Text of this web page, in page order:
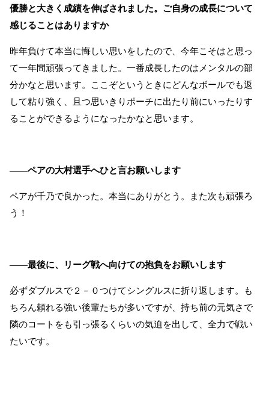
優勝と大きく成績を伸ばされました。ご自身の成長について
感じることはありますか
昨年負けて本当に悔しい思いをしたので、今年こそはと思っ
て一年間頑張ってきました。一番成長したのはメンタルの部
分かなと思います。ここぞというときにどんなボールでも返
して粘り強く、且つ思いきりポーチに出たり前にいったりす
ることができるようになったかなと思います。
――ペアの大村選手へひと言お願いします
ペアが千乃で良かった。本当にありがとう。また次も頑張ろ
う！
――最後に、リーグ戦へ向けての抱負をお願いします
必ずダブルスで２－０つけてシングルスに折り返します。も
ちろん頼れる強い後輩たちが多いですが、持ち前の元気さで
隣のコートをも引っ張るくらいの気迫を出して、全力で戦い
たいです。